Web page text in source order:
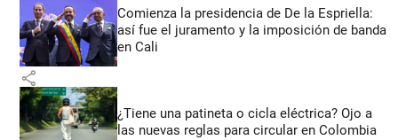
Comienza la presidencia de De la Espriella:
así fue el juramento y la imposición de banda
en Cali
share
¿Tiene una patineta o cicla eléctrica? Ojo a
las nuevas reglas para circular en Colombia